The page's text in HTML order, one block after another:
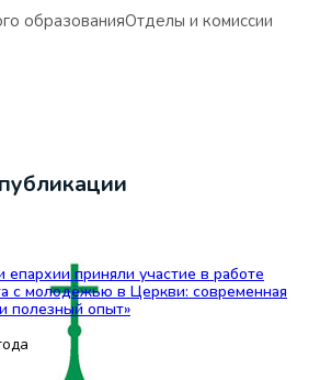
образованияОтделы и комиссии
епархии приняли участие в работе
с молодёжью в Церкви: современная
полезный опыт»